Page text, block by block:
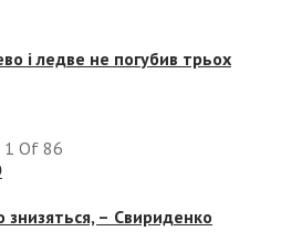
і ледве не погубив трьох
1 Of 86
знизяться, – Свириденко